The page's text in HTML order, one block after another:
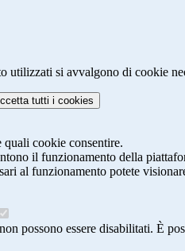
utilizzati si avvalgono di cookie
tutti i cookies
quali cookie consentire.
il funzionamento della
al funzionamento potete
possono essere disabilitati. È